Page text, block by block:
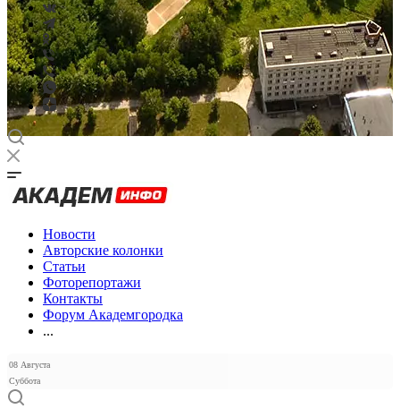
Новости
Авторские колонки
Статьи
Фоторепортажи
Контакты
Форум Академгородка
...
08 Августа
Суббота